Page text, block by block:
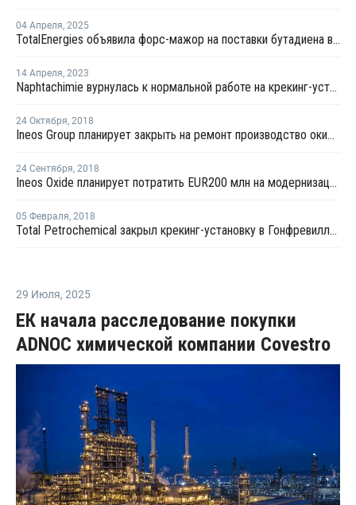
04 Апреля, 2025
TotalEnergies объявила форс-мажор на поставки бутадиена во Франции
14 Апреля, 2023
Naphtachimie вурнулась к нормальной работе на крекинг-установке в Лавере
24 Октября, 2018
Ineos Group планирует закрыть на ремонт производство окиси этилена в Лавере
24 Сентября, 2018
Ineos Oxide планирует потратить EUR200 млн на модернизацию производства окиси этилена в Европе
05 Февраля, 2018
Total Petrochemical закрыл крекинг-установку в Гонфревилле из-за поломки
29 Июля, 2025
ЕК начала расследование покупки
ADNOC химической компании Covestro